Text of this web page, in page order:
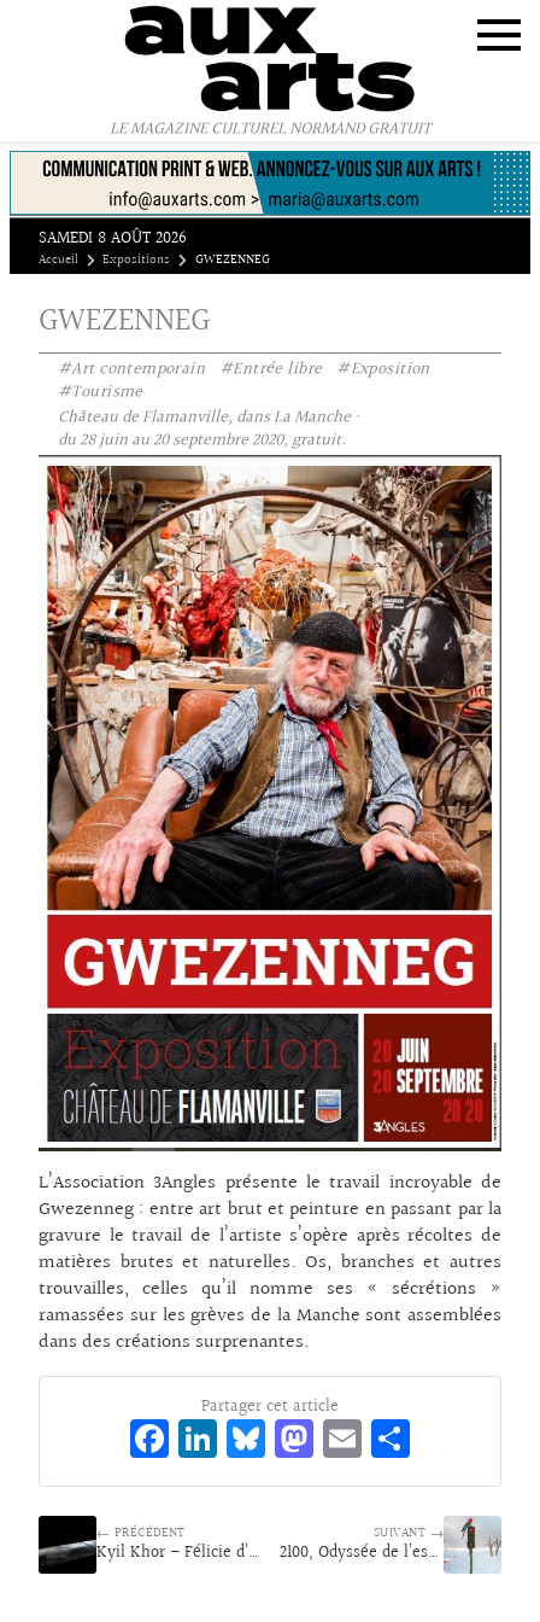
LE MAGAZINE CULTUREL NORMAND GRATUIT
SAMEDI 8 AOÛT 2026
Accueil Expositions GWEZENNEG
GWEZENNEG
#Art contemporain #Entrée libre
#Exposition
#Tourisme
Château de Flamanville, dans La Manche ·
du 28 juin au 20 septembre 2020, gratuit.
L’Association 3Angles présente le travail incroyable de
Gwezenneg : entre art brut et peinture en passant par la
gravure le travail de l’artiste s’opère après récoltes de
matières brutes et naturelles. Os, branches et autres
trouvailles, celles qu’il nomme ses « sécrétions »
ramassées sur les grèves de la Manche sont assemblées
dans des créations surprenantes.
Partager cet article
Fa
ce
bo
o
Li
n
dI
Bl
ue
y
M
as
d
E
m
ai
l
rt
ag
er
← PRÉCÉDENT
Kyil Khor – Félicie d’Estienne d’Orves
SUIVANT →
2100, Odyssée de l’estuaire
Panneau de gestion des cookies